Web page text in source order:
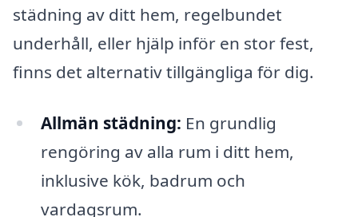
städning av ditt hem, regelbundet
underhåll, eller hjälp inför en stor fest,
finns det alternativ tillgängliga för dig.
Allmän städning: En grundlig
rengöring av alla rum i ditt hem,
inklusive kök, badrum och
vardagsrum.